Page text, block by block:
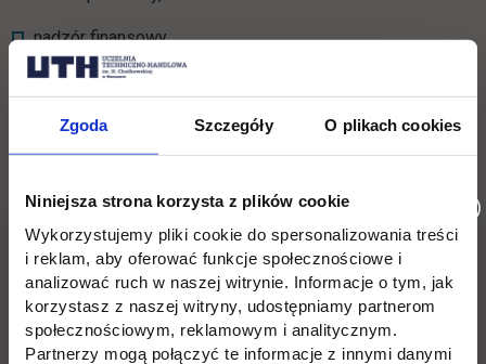
Zgoda Szczegóły O plikach cookies
Niniejsza strona korzysta z plików cookie
Wykorzystujemy pliki cookie do spersonalizowania treści
i reklam, aby oferować funkcje społecznościowe i
analizować ruch w naszej witrynie. Informacje o tym, jak
korzystasz z naszej witryny, udostępniamy partnerom
społecznościowym, reklamowym i analitycznym.
Partnerzy mogą połączyć te informacje z innymi danymi
nadzór finansowy.
logistyce,
zarządzanie infrastrukturą logistyczną i łańcuchem
dostaw,
inteligentny transport,
strategie i praktyki zakupowe,